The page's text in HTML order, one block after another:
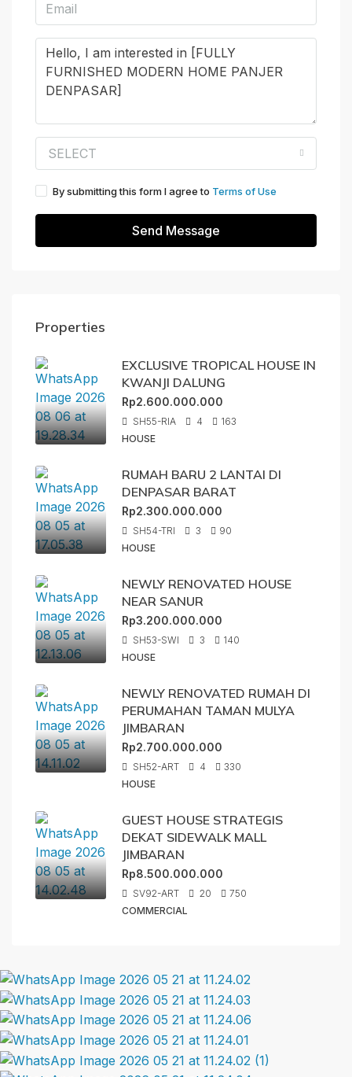
SELECT
By submitting this form I agree to Terms of Use
Send Message
Properties
EXCLUSIVE TROPICAL HOUSE IN
KWANJI DALUNG
Rp2.600.000.000
SH55-RIA 4
163
HOUSE
RUMAH BARU 2 LANTAI DI
DENPASAR BARAT
Rp2.300.000.000
SH54-TRI 3
90
HOUSE
NEWLY RENOVATED HOUSE
NEAR SANUR
Rp3.200.000.000
SH53-SWI 3
140
HOUSE
NEWLY RENOVATED RUMAH DI
PERUMAHAN TAMAN MULYA
JIMBARAN
Rp2.700.000.000
SH52-ART 4
330
HOUSE
GUEST HOUSE STRATEGIS
DEKAT SIDEWALK MALL
JIMBARAN
Rp8.500.000.000
SV92-ART 20
750
COMMERCIAL